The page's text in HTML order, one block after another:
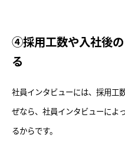
④採用工数や入社後
る
社員インタビューには、採用工
ぜなら、社員インタビューによ
るからです。